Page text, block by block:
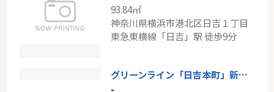
99.78㎡～101.02㎡
神奈川県川崎市宮前区野川本町２丁目
93.84㎡
神奈川県横浜市港北区日吉１丁目
東急東横線「日吉」駅 徒歩9分
グリーンライン「日吉本町」新築分譲
-